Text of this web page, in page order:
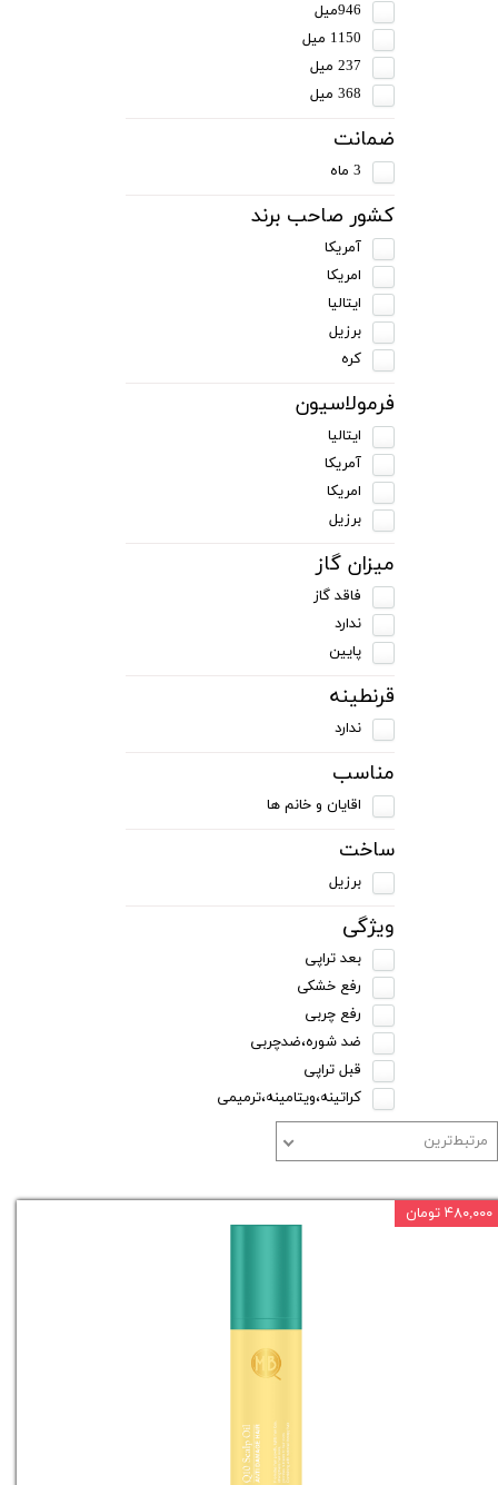
946میل
1150 میل
237 میل
368 میل
ضمانت
3 ماه
کشور صاحب برند
آمریکا
امریکا
ایتالیا
برزیل
کره
فرمولاسیون
ایتالیا
آمریکا
امریکا
برزیل
میزان گاز
فاقد گاز
ندارد
پایین
قرنطینه
ندارد
مناسب
اقایان و خانم ها
ساخت
برزیل
ویژگی
بعد تراپی
رفع خشکی
رفع چربی
ضد شوره،ضدچربی
قبل تراپی
کراتینه،ویتامینه،ترمیمی
مرتبط‌ترین
۴۸۰,۰۰۰ تومان